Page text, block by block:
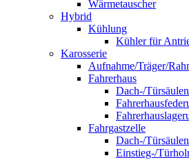
Wärmetauscher
Hybrid
Kühlung
Kühler für
Karosserie
Aufnahme/Träger/
Fahrerhaus
Dach-/
Fahrgastzelle
Dach-/
Einstieg-/